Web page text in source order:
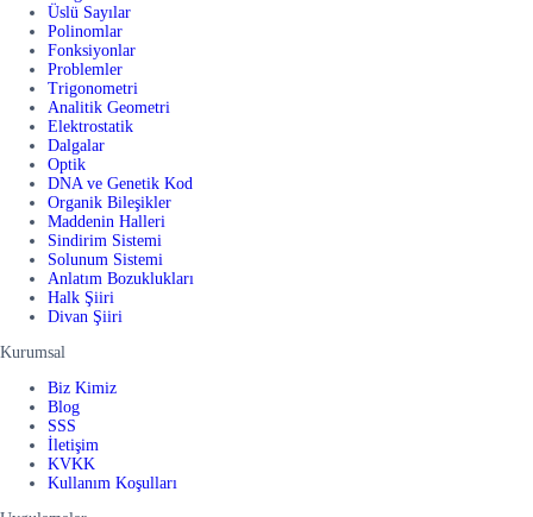
Üslü Sayılar
Polinomlar
Fonksiyonlar
Problemler
Trigonometri
Analitik Geometri
Elektrostatik
Dalgalar
Optik
DNA ve Genetik Kod
Organik Bileşikler
Maddenin Halleri
Sindirim Sistemi
Solunum Sistemi
Anlatım Bozuklukları
Halk Şiiri
Divan Şiiri
Kurumsal
Biz Kimiz
Blog
SSS
İletişim
KVKK
Kullanım Koşulları